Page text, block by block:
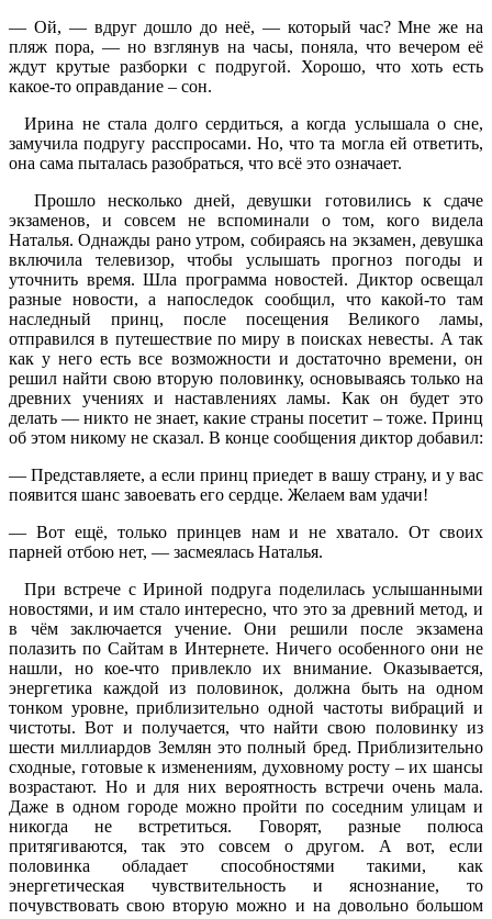
— Ой, — вдруг дошло до неё, — который час? Мне же на
пляж пора, — но взглянув на часы, поняла, что вечером её
ждут крутые разборки с подругой. Хорошо, что хоть есть
какое-то оправдание – сон.
Ирина не стала долго сердиться, а когда услышала о сне,
замучила подругу расспросами. Но, что та могла ей ответить,
она сама пыталась разобраться, что всё это означает.
Прошло несколько дней, девушки готовились к сдаче
экзаменов, и совсем не вспоминали о том, кого видела
Наталья. Однажды рано утром, собираясь на экзамен, девушка
включила телевизор, чтобы услышать прогноз погоды и
уточнить время. Шла программа новостей. Диктор освещал
разные новости, а напоследок сообщил, что какой-то там
наследный принц, после посещения Великого ламы,
отправился в путешествие по миру в поисках невесты. А так
как у него есть все возможности и достаточно времени, он
решил найти свою вторую половинку, основываясь только на
древних учениях и наставлениях ламы. Как он будет это
делать — никто не знает, какие страны посетит – тоже. Принц
об этом никому не сказал. В конце сообщения диктор добавил:
— Представляете, а если принц приедет в вашу страну, и у вас
появится шанс завоевать его сердце. Желаем вам удачи!
— Вот ещё, только принцев нам и не хватало. От своих
парней отбою нет, — засмеялась Наталья.
При встрече с Ириной подруга поделилась услышанными
новостями, и им стало интересно, что это за древний метод, и
в чём заключается учение. Они решили после экзамена
полазить по Сайтам в Интернете. Ничего особенного они не
нашли, но кое-что привлекло их внимание. Оказывается,
энергетика каждой из половинок, должна быть на одном
тонком уровне, приблизительно одной частоты вибраций и
чистоты. Вот и получается, что найти свою половинку из
шести миллиардов Землян это полный бред. Приблизительно
сходные, готовые к изменениям, духовному росту – их шансы
возрастают. Но и для них вероятность встречи очень мала.
Даже в одном городе можно пройти по соседним улицам и
никогда не встретиться. Говорят, разные полюса
притягиваются, так это совсем о другом. А вот, если
половинка обладает способностями такими, как
энергетическая чувствительность и яснознание, то
почувствовать свою вторую можно и на довольно большом